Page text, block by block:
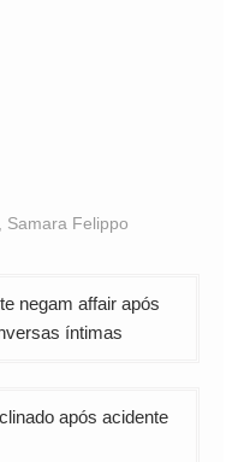
Samara Felippo
negam affair após
íntimas
após acidente